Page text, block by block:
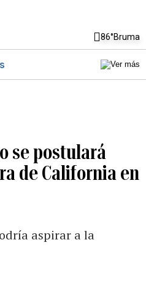
86°Bruma
se postulará
de California en
aspirar a la